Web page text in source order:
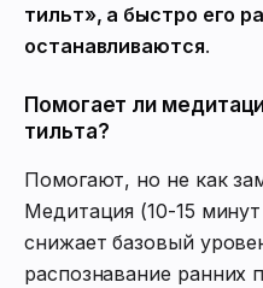
тильт», а быстро его
останавливаются.
Помогает ли
тильта?
Помогают, но не как
Медитация (10-15
снижает базовый
распознавание ранних